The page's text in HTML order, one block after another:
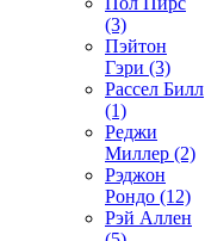
(3)
Пэйтон
Гэри (3)
Рассел Билл
(1)
Реджи
Миллер (2)
Рэджон
Рондо (12)
Рэй Аллен